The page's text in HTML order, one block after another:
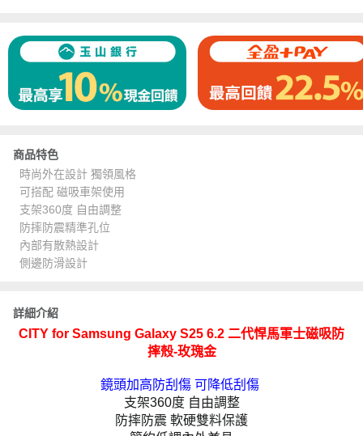
商品特色
時尚外在設計 獨領風格
可搭配 磁吸車架使用
支架360度 自由調整
防摔防震精準孔位
內部有散熱設計
側邊防滑設計
詳細介紹
CITY for Samsung Galaxy S25 6.2 二代悍馬軍士磁吸防
摔殼-玫瑰金
鏡頭加高防刮傷 可降低刮傷
支架360度 自由調整
防摔防震 軟硬雙料保護